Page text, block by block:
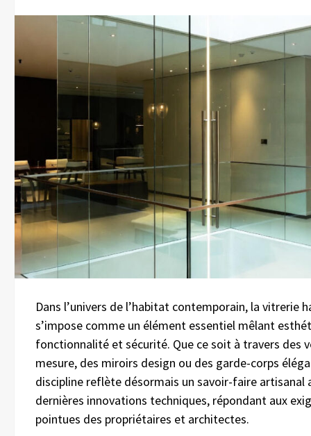
Dans l’univers de l’habitat contemporain, la vitrerie
s’impose comme un élément essentiel mêlant
fonctionnalité et sécurité. Que ce soit à travers des
mesure, des miroirs design ou des garde-corps
discipline reflète désormais un savoir-faire artisanal
dernières innovations techniques, répondant aux
pointues des propriétaires et architectes.